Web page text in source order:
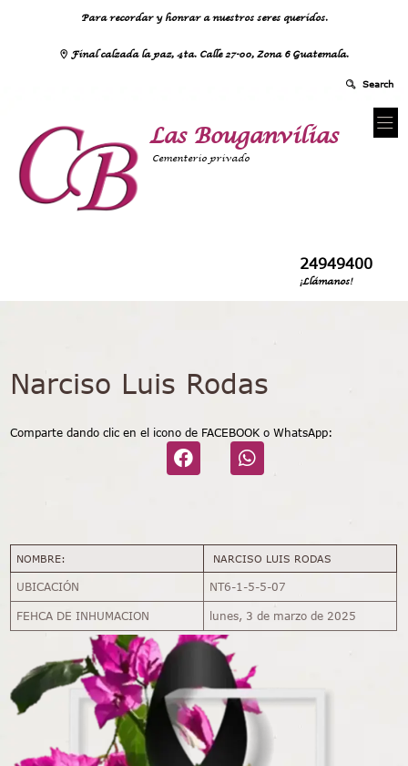
Para recordar y honrar a nuestros seres queridos.
Final calzada la paz, 4ta. Calle 27-00, Zona 6 Guatemala.
Las Bouganvilias
Cementerio privado
24949400
¡Llámanos!
Narciso Luis Rodas
Comparte dando clic en el icono de FACEBOOK o WhatsApp:
NOMBRE: NARCISO LUIS RODAS
UBICACIÓN NT6-1-5-5-07
FEHCA DE INHUMACION lunes, 3 de marzo de 2025